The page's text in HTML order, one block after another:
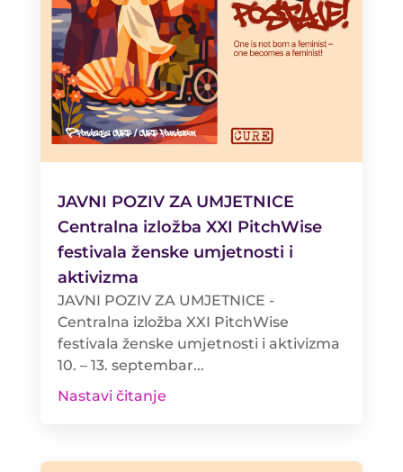
JAVNI POZIV ZA UMJETNICE
Centralna izložba XXI PitchWise
festivala ženske umjetnosti i
aktivizma
JAVNI POZIV ZA UMJETNICE -
Centralna izložba XXI PitchWise
festivala ženske umjetnosti i aktivizma
10. – 13. septembar...
Nastavi čitanje